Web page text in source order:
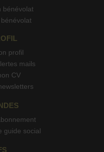
bénévolat
profil
mails
CV
guide social